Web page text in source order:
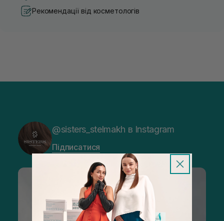
Рекомендації від косметологів
@sisters_stelmakh в Instagram
Підписатися